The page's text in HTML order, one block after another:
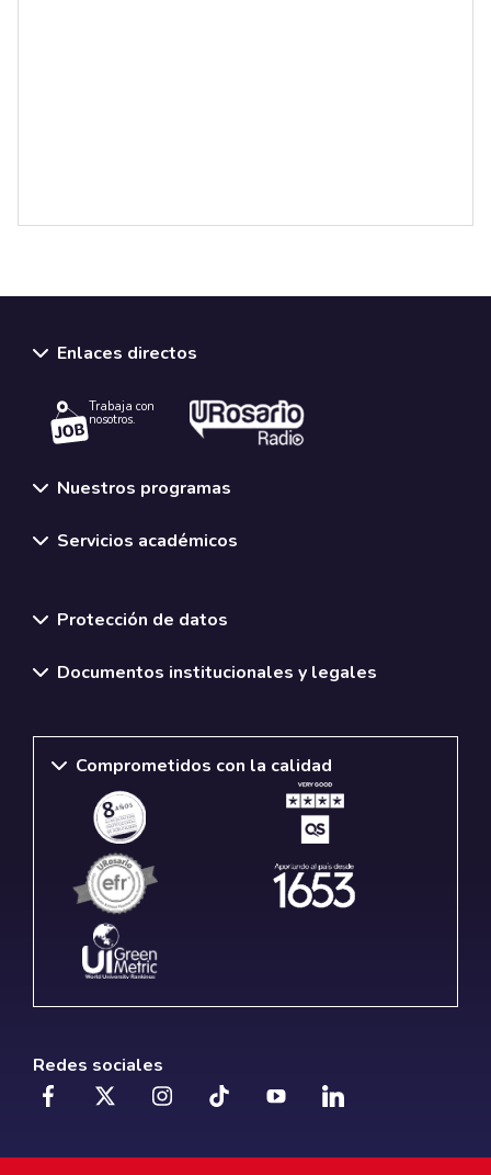
Enlaces directos
Trabaja con
nosotros.
Nuestros programas
Servicios académicos
Protección de datos
Documentos institucionales y legales
Comprometidos con la calidad
Redes sociales